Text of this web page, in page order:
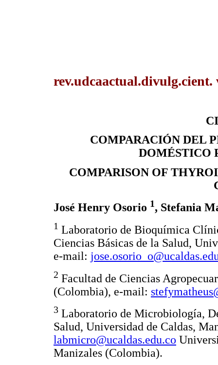
rev.udcaactual.divulg.cient.
COMPARACIÓN DEL
DOMÉSTICO
COMPARISON OF
José Henry Osorio 1, Stefania
1 Laboratorio de Bioquímica
Ciencias Básicas de la Salud,
e-mail:
2 Facultad de Ciencias
(Colombia), e-mail:
3 Laboratorio de Microbiología,
Salud, Universidad de Caldas,
labmicro@ucaldas.edu.co
Manizales (Colombia).